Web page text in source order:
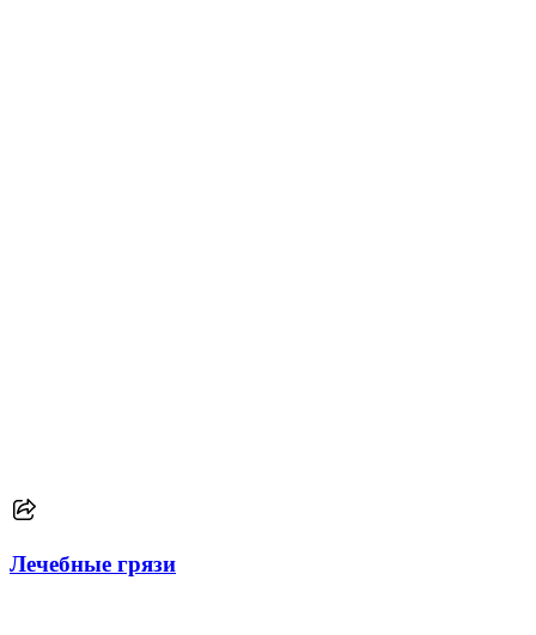
Лечебные грязи